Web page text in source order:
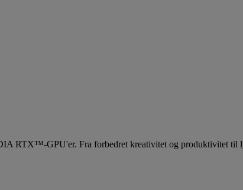
RTX™-GPU'er. Fra forbedret kreativitet og produktivitet